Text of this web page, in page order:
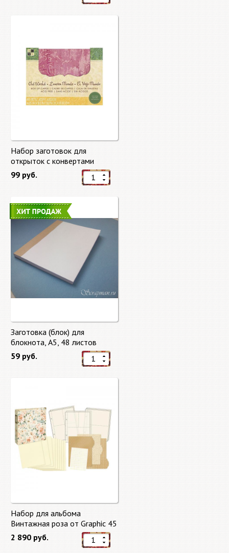
Набор заготовок для
открыток с конвертами
Старый мир (Old World) от
DCWV
99 руб.
Заготовка (блок) для
блокнота, А5, 48 листов
59 руб.
Набор для альбома
Винтажная роза от Graphic 45
2 890 руб.